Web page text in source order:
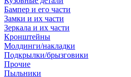
Бампер и его части
Замки и их части
Зеркала и их части
Кронштейны
Молдинги/накладки
Подкрылки/брызговики
Прочие
Пыльники